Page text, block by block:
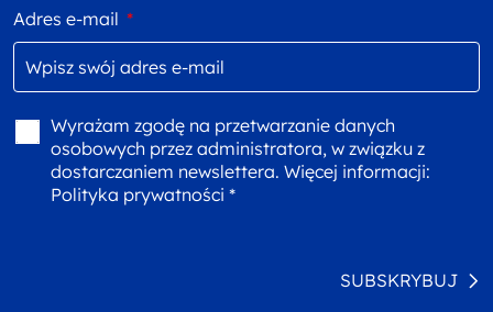
Adres e-mail *
Wyrażam zgodę na przetwarzanie danych
osobowych przez administratora, w związku z
dostarczaniem newslettera. Więcej informacji:
Polityka prywatności *
SUBSKRYBUJ